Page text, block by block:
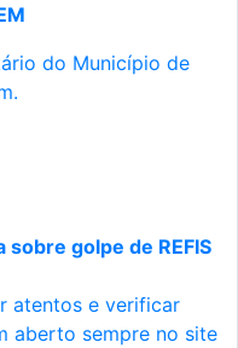
do Município de
golpe de REFIS
atentos e verificar
aberto sempre no site